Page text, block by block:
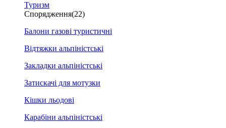
Туризм
Спорядження(22)
Балони газові туристичні
Відтяжки альпіністські
Закладки альпіністські
Затискачі для мотузки
Кішки льодові
Карабіни альпіністські